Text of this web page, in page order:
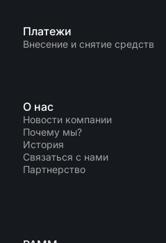
Платежи
Внесение и снятие средств
О нас
Новости компании
Почему мы?
История
Связаться с нами
Партнерство